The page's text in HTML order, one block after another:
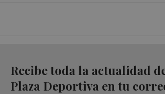
Recibe toda la actualidad
Plaza Deportiva en tu